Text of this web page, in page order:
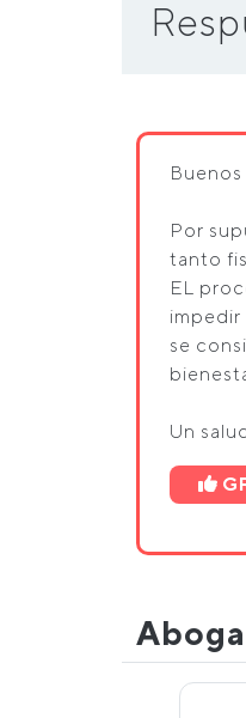
Buenos
Por
tanto
EL
impedir
se
Un